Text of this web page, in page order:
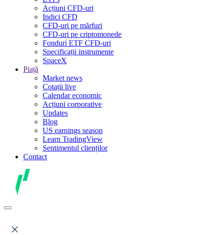
Acțiuni CFD-uri
Indici CFD
CFD-uri pe mărfuri
CFD-uri pe criptomonede
Fonduri ETF CFD-uri
Specificații instrumente
SpaceX
Piață
Market news
Cotații live
Calendar economic
Acțiuni corporative
Updates
Blog
US earnings season
Learn TradingView
Sentimentul clienților
Contact